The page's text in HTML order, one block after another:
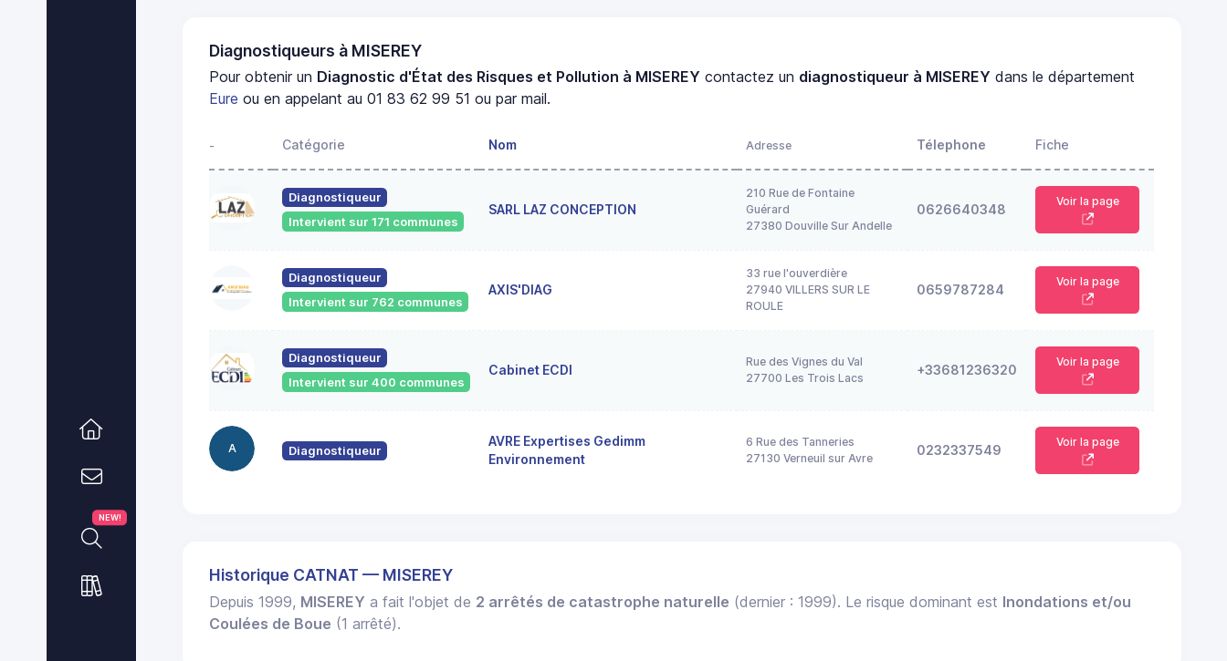
NEW!
Diagnostiqueurs à MISEREY
Pour obtenir un Diagnostic d'État des Risques et Pollution à MISEREY contactez un diagnostiqueur à MISEREY dans le département
Eure ou en appelant au 01 83 62 99 51 ou par mail.
- Catégorie Nom Adresse Télephone Fiche
Diagnostiqueur
Intervient sur 171 communes
SARL LAZ CONCEPTION
210 Rue de Fontaine
Guérard
27380 Douville Sur Andelle
0626640348
Voir la page
Diagnostiqueur
Intervient sur 762 communes
AXIS'DIAG
33 rue l'ouverdière
27940 VILLERS SUR LE
ROULE
0659787284
Voir la page
Diagnostiqueur
Intervient sur 400 communes
Cabinet ECDI
Rue des Vignes du Val
27700 Les Trois Lacs
+33681236320
Voir la page
A Diagnostiqueur
AVRE Expertises Gedimm
Environnement
6 Rue des Tanneries
27130 Verneuil sur Avre
0232337549
Voir la page
Historique CATNAT — MISEREY
Depuis 1999, MISEREY a fait l'objet de 2 arrêtés de catastrophe naturelle (dernier : 1999). Le risque dominant est Inondations et/ou
Coulées de Boue (1 arrêté).